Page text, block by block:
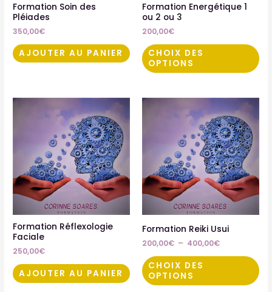
Formation Soin des
Pléiades
350,00€
AJOUTER AU PANIER
Formation Energétique 1
ou 2 ou 3
200,00€
CHOIX DES
OPTIONS
la
Formation Réflexologie
Faciale
250,00€
AJOUTER AU PANIER
Formation Reiki Usui
200,00€ – 400,00€
Plage
de
prix :
200,00€
à
400,00€
CHOIX DES
OPTIONS
Les
la